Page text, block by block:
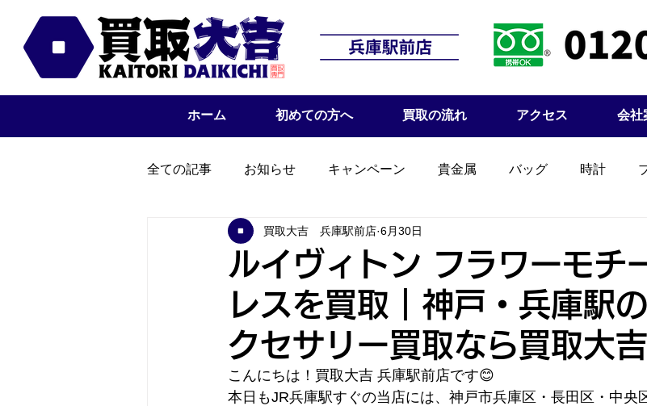
ホーム 初めての方へ 買取の流れ アクセス 会社
全ての記事 お知らせ キャンペーン 貴金属 バッグ 時計
ルイヴィトン フラワーモチ
レスを買取｜神戸・兵庫駅
クセサリー買取なら買取大
買取大吉 兵庫駅前店 6月30日
こんにちは！買取大吉 兵庫駅前店です😊
本日もJR兵庫駅すぐの当店には、神戸市兵庫区・長田区・中央